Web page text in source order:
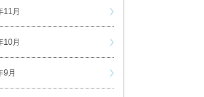
11月
10月
9月